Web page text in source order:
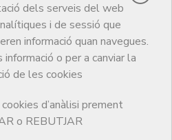
dels serveis del web
i de sessió que
informació quan navegues.
informació o per a canviar la
de les cookies
d’anàlisi prement
o REBUTJAR